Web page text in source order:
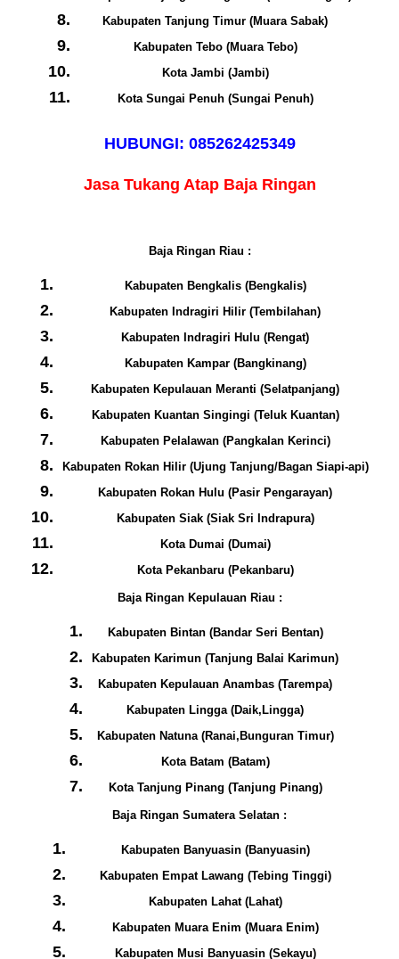
Kabupaten Tanjung Timur (Muara Sabak)
Kabupaten Tebo (Muara Tebo)
Kota Jambi (Jambi)
Kota Sungai Penuh (Sungai Penuh)
HUBUNGI: 085262425349
Jasa Tukang Atap Baja Ringan
Baja Ringan Riau :
Kabupaten Bengkalis (Bengkalis)
Kabupaten Indragiri Hilir (Tembilahan)
Kabupaten Indragiri Hulu (Rengat)
Kabupaten Kampar (Bangkinang)
Kabupaten Kepulauan Meranti (Selatpanjang)
Kabupaten Kuantan Singingi (Teluk Kuantan)
Kabupaten Pelalawan (Pangkalan Kerinci)
Kabupaten Rokan Hilir (Ujung Tanjung/Bagan Siapi-api)
Kabupaten Rokan Hulu (Pasir Pengarayan)
Kabupaten Siak (Siak Sri Indrapura)
Kota Dumai (Dumai)
Kota Pekanbaru (Pekanbaru)
Baja Ringan Kepulauan Riau :
Kabupaten Bintan (Bandar Seri Bentan)
Kabupaten Karimun (Tanjung Balai Karimun)
Kabupaten Kepulauan Anambas (Tarempa)
Kabupaten Lingga (Daik,Lingga)
Kabupaten Natuna (Ranai,Bunguran Timur)
Kota Batam (Batam)
Kota Tanjung Pinang (Tanjung Pinang)
Baja Ringan Sumatera Selatan :
Kabupaten Banyuasin (Banyuasin)
Kabupaten Empat Lawang (Tebing Tinggi)
Kabupaten Lahat (Lahat)
Kabupaten Muara Enim (Muara Enim)
Kabupaten Musi Banyuasin (Sekayu)